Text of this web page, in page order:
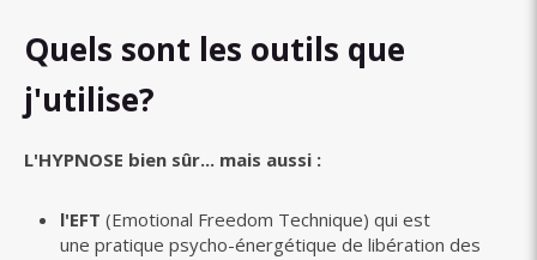
Quels sont les outils que
j'utilise?
L'HYPNOSE bien sûr... mais aussi :
l'EFT (Emotional Freedom Technique) qui est
une pratique psycho-énergétique de libération des